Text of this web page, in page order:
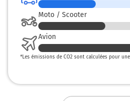
Moto / Scooter
Avion
*Les émissions de CO2 sont calculées pour